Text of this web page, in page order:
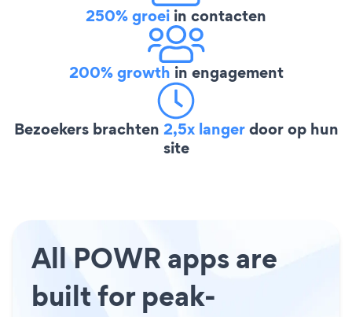
250% groei in contacten
200% growth in engagement
Bezoekers brachten 2,5x langerdoor op hun
site
All POWR apps are
built for peak-